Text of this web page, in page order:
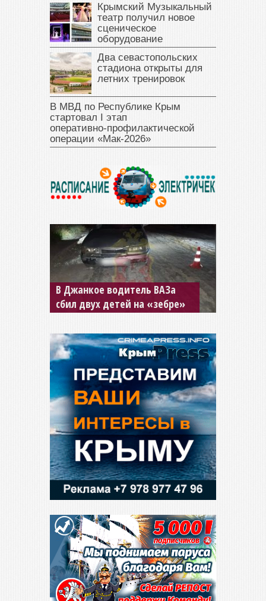
Крымский Музыкальный
театр получил новое
сценическое
оборудование
Два севастопольских
стадиона открыты для
летних тренировок
В МВД по Республике Крым
стартовал I этап
оперативно‑профилактической
операции «Мак‑2026»
В Джанкое водитель ВАЗа
сбил двух детей на «зебре»